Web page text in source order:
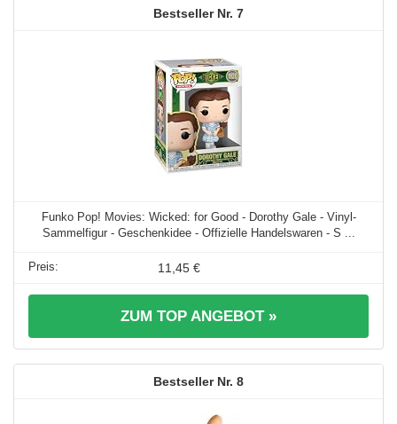
7
Funko Pop! Movies: Wicked: for Good - Dorothy Gale - Vinyl-
Sammelfigur - Geschenkidee - Offizielle Handelswaren - S ...
11,45 €
ZUM TOP ANGEBOT »
8